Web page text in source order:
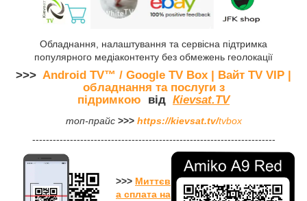
Обладнання, налаштування та сервісна підтримка
популярного медіаконтенту без обмежень геолокації
>>> Android TV™ / Google TV Box | Вайт TV VIP |
обладнання та послуги з
підримкою
від Кіevsat.TV
топ-прайс >>> https://kievsat.tv/tvbox
-----------------------------------------------------------------------
>>> Миттєв
а cплата на